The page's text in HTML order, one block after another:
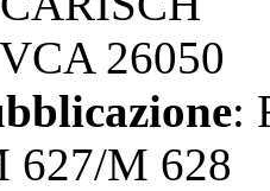
26050
:
627/M 628